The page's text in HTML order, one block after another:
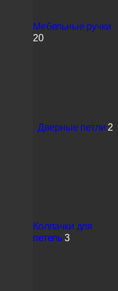
Мебельные ручки
20
Дверные петли 2
Колпачки для
петель 3